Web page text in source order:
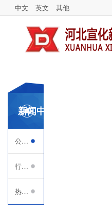
中文 英文 其他
新闻中心
公司新闻
行业资讯
热点追踪